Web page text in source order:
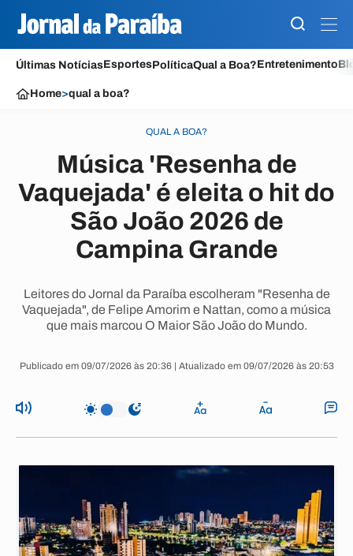
Últimas NotíciasEsportesPolíticaQual a Boa?Entretenimento
Home>qual a boa?
QUAL A BOA?
Música 'Resenha de
Vaquejada' é eleita o hit do
São João 2026 de
Campina Grande
Leitores do Jornal da Paraíba escolheram "Resenha de
Vaquejada", de Felipe Amorim e Nattan, como a música
que mais marcou O Maior São João do Mundo.
Publicado em 09/07/2026 às 20:36 | Atualizado em 09/07/2026 às 20:53